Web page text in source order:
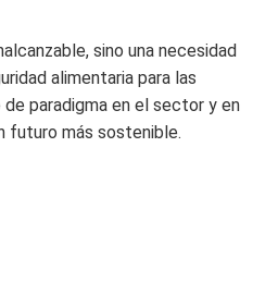
sino una necesidad
alimentaria para las
paradigma en el sector y en
futuro más sostenible.